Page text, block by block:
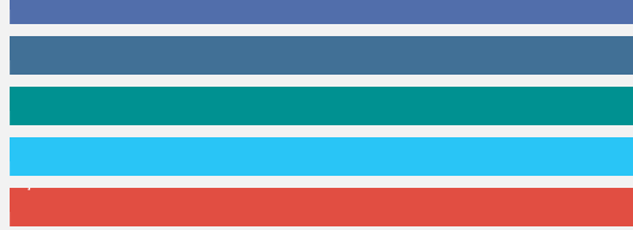
412 Követő
59 Követő
101 Követő
2,589 Feliratkozó